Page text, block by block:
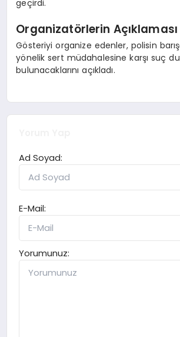
geçirdi.
Organizatörlerin Açıklaması
Gösteriyi organize edenler, polisin
yönelik sert müdahalesine karşı suç
bulunacaklarını açıkladı.
Ad Soyad:
E-Mail:
Yorumunuz: